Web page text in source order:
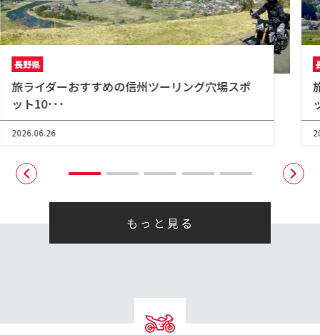
長野県
旅ライダーおすすめの信州ツーリング穴場スポ
ット10･･･
2026.06.26
もっと見る